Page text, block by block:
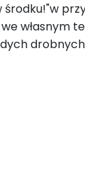
środku!"w
własnym
drobnych